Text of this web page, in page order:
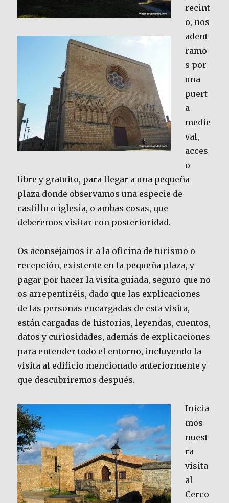
recint
o, nos
adent
ramo
s por
una
puert
a
medie
val,
acces
o
libre y gratuito, para llegar a una pequeña
plaza donde observamos una especie de
castillo o iglesia, o ambas cosas, que
deberemos visitar con posterioridad.
Os aconsejamos ir a la oficina de turismo o
recepción, existente en la pequeña plaza, y
pagar por hacer la visita guiada, seguro que no
os arrepentiréis, dado que las explicaciones
de las personas encargadas de esta visita,
están cargadas de historias, leyendas, cuentos,
datos y curiosidades, además de explicaciones
para entender todo el entorno, incluyendo la
visita al edificio mencionado anteriormente y
que descubriremos después.
Inicia
mos
nuest
ra
visita
al
Cerco